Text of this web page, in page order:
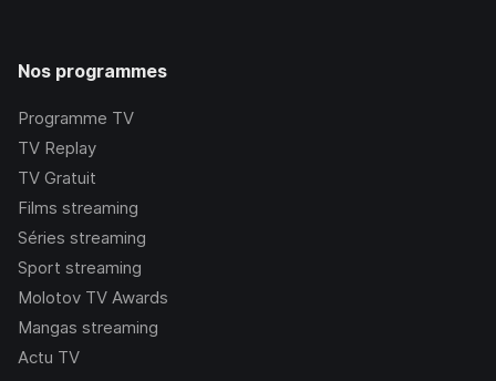
Nos programmes
Programme TV
TV Replay
TV Gratuit
Films streaming
Séries streaming
Sport streaming
Molotov TV Awards
Mangas streaming
Actu TV